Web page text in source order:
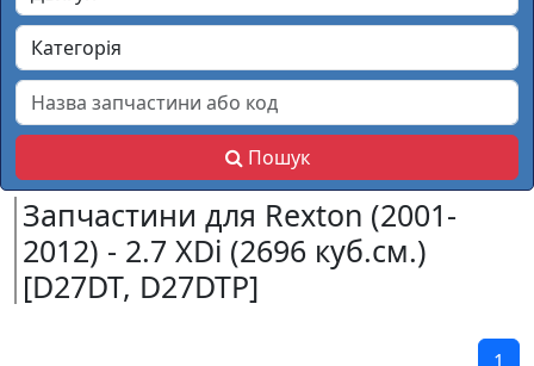
Пошук
Запчастини для Rexton (2001-
2012) - 2.7 XDi (2696 куб.см.)
[D27DT, D27DTP]